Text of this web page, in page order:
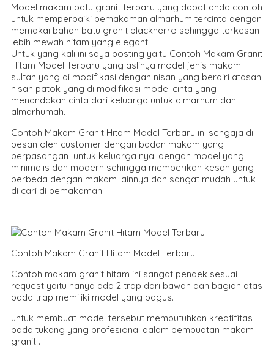
Model makam batu granit terbaru yang dapat anda contoh
untuk memperbaiki pemakaman almarhum tercinta dengan
memakai bahan batu granit blacknerro sehingga terkesan
lebih mewah hitam yang elegant.
Untuk yang kali ini saya posting yaitu Contoh Makam Granit
Hitam Model Terbaru yang aslinya model jenis makam
sultan yang di modifikasi dengan nisan yang berdiri atasan
nisan patok yang di modifikasi model cinta yang
menandakan cinta dari keluarga untuk almarhum dan
almarhumah.
Contoh Makam Granit Hitam Model Terbaru ini sengaja di
pesan oleh customer dengan badan makam yang
berpasangan untuk keluarga nya. dengan model yang
minimalis dan modern sehingga memberikan kesan yang
berbeda dengan makam lainnya dan sangat mudah untuk
di cari di pemakaman.
Contoh Makam Granit Hitam Model Terbaru
Contoh makam granit hitam ini sangat pendek sesuai
request yaitu hanya ada 2 trap dari bawah dan bagian atas
pada trap memiliki model yang bagus.
untuk membuat model tersebut membutuhkan kreatifitas
pada tukang yang profesional dalam pembuatan makam
granit .